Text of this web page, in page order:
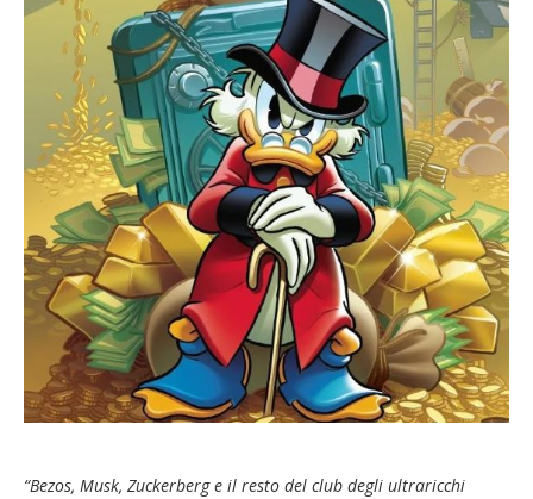
“Bezos, Musk, Zuckerberg e il resto del club degli ultraricchi